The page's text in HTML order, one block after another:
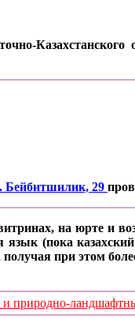
Казахстанского
Бейбитшилик, 29
на юрте и
язык (пока
получая при этом
природно-